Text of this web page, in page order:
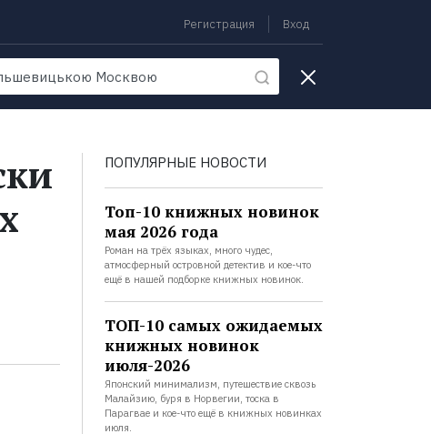
Регистрация Вход
ПОПУЛЯРНЫЕ НОВОСТИ
Топ-10 книжных новинок
мая 2026 года
Роман на трёх языках, много чудес,
атмосферный островной детектив и кое-что
ещё в нашей подборке книжных новинок.
ТОП-10 самых ожидаемых
книжных новинок
июля-2026
Японский минимализм, путешествие сквозь
Малайзию, буря в Норвегии, тоска в
Парагвае и кое-что ещё в книжных новинках
июля.